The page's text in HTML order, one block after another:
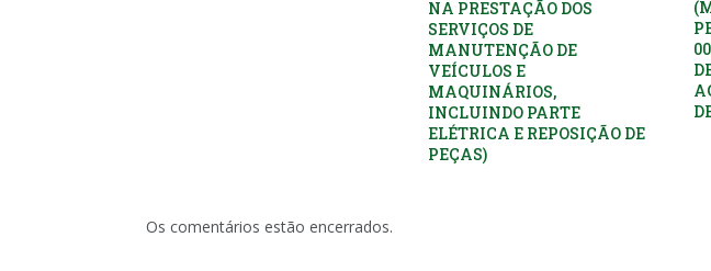
NA PRESTAÇÃO DOS
SERVIÇOS DE
MANUTENÇÃO DE
VEÍCULOS E
MAQUINÁRIOS,
INCLUINDO PARTE
ELÉTRICA E REPOSIÇÃO DE
PEÇAS)
Os comentários estão encerrados.